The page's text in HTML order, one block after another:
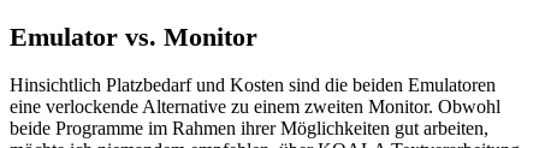
Emulator vs. Monitor
Hinsichtlich Platzbedarf und Kosten sind die beiden Emulatoren
eine verlockende Alternative zu einem zweiten Monitor. Obwohl
beide Programme im Rahmen ihrer Möglichkeiten gut arbeiten,